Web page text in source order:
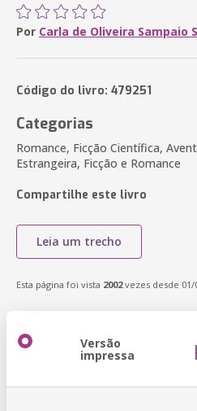
Por Carla de Oliveira Sampaio
Código do livro: 479251
Categorias
Romance, Ficção Científica,
Estrangeira, Ficção e Romance
Compartilhe este livro
Leia um trecho
Esta página foi vista 2002vezes desde 01/
Versão
impressa